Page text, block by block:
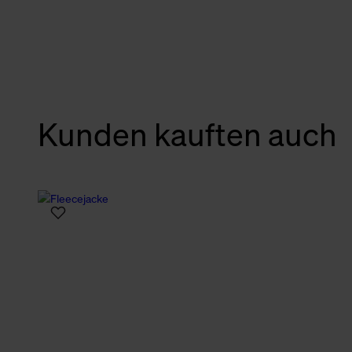
Kunden kauften auch